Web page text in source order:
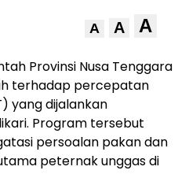
A A A
Provinsi Nusa Tenggara
terhadap percepatan
yang dijalankan
Program tersebut
persoalan pakan dan
peternak unggas di